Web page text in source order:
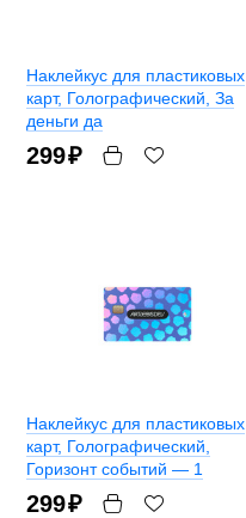
Наклейкус для пластиковых
карт, Голографический, За
деньги да
299₽
Наклейкус для пластиковых
карт, Голографический,
Горизонт событий — 1
299₽